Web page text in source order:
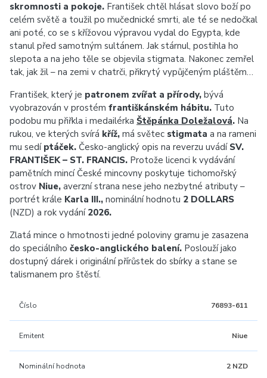
skromnosti a pokoje. František chtěl hlásat slovo boží po
celém světě a toužil po mučednické smrti, ale té se nedočkal
ani poté, co se s křížovou výpravou vydal do Egypta, kde
stanul před samotným sultánem. Jak stárnul, postihla ho
slepota a na jeho těle se objevila stigmata. Nakonec zemřel
tak, jak žil – na zemi v chatrči, přikrytý vypůjčeným pláštěm…
František, který je patronem zvířat a přírody, bývá
vyobrazován v prostém františkánském hábitu. Tuto
podobu mu přiřkla i medailérka Štěpánka Doležalová. Na
rukou, ve kterých svírá kříž, má světec stigmata a na rameni
mu sedí ptáček. Česko-‍anglický opis na reverzu uvádí SV.
FRANTIŠEK – ST. FRANCIS. Protože licenci k vydávání
pamětních mincí České mincovny poskytuje tichomořský
ostrov Niue, averzní strana nese jeho nezbytné atributy –
portrét krále Karla III., nominální hodnotu 2 DOLLARS
(NZD) a rok vydání 2026.
Zlatá mince o hmotnosti jedné poloviny gramu je zasazena
do speciálního česko-anglického balení. Poslouží jako
dostupný dárek i originální přírůstek do sbírky a stane se
talismanem pro štěstí.
Číslo 76893-611
Emitent Niue
Nominální hodnota 2 NZD